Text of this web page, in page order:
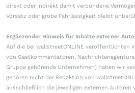
direkt oder indirekt damit verbundene
Vorsatz oder grobe Fahrlässigkeit bleibt
Ergänzender Hinweis für Inhalte externer
Auf die bei wallstreetONLINE veröffentlichten
von Gastkommentatoren,
Gruppe gehörende Unternehmen) haben wir
gehören nicht der Redaktion von
ausschließlich die jeweiligen externen Autoren